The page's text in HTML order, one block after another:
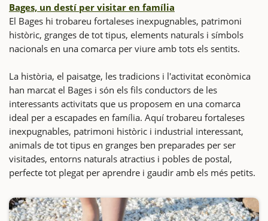
Bages, un destí per visitar en família
El Bages hi trobareu fortaleses inexpugnables, patrimoni
històric, granges de tot tipus, elements naturals i símbols
nacionals en una comarca per viure amb tots els sentits.
La història, el paisatge, les tradicions i l'activitat econòmica
han marcat el Bages i són els fils conductors de les
interessants activitats que us proposem en una comarca
ideal per a escapades en família. Aquí trobareu fortaleses
inexpugnables, patrimoni històric i industrial interessant,
animals de tot tipus en granges ben preparades per ser
visitades, entorns naturals atractius i pobles de postal,
perfecte tot plegat per aprendre i gaudir amb els més petits.